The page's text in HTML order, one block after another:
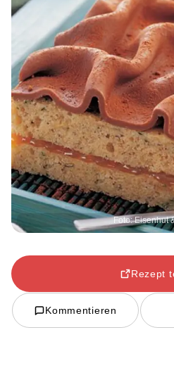
Foto: Eisenhut
Rezept
Kommentieren